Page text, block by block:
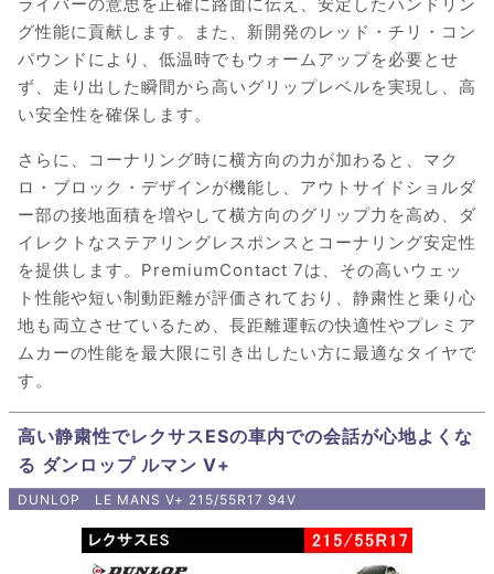
グ性能に貢献します。また、新開発のレッド・チリ・コン
パウンドにより、低温時でもウォームアップを必要とせ
ず、走り出した瞬間から高いグリップレベルを実現し、高
い安全性を確保します。
さらに、コーナリング時に横方向の力が加わると、マク
ロ・ブロック・デザインが機能し、アウトサイドショルダ
ー部の接地面積を増やして横方向のグリップ力を高め、ダ
イレクトなステアリングレスポンスとコーナリング安定性
を提供します。PremiumContact 7は、その高いウェッ
ト性能や短い制動距離が評価されており、静粛性と乗り心
地も両立させているため、長距離運転の快適性やプレミア
ムカーの性能を最大限に引き出したい方に最適なタイヤで
す。
高い静粛性でレクサスESの車内での会話が心地よくな
る ダンロップ ルマン V+
DUNLOP LE MANS V+ 215/55R17 94V